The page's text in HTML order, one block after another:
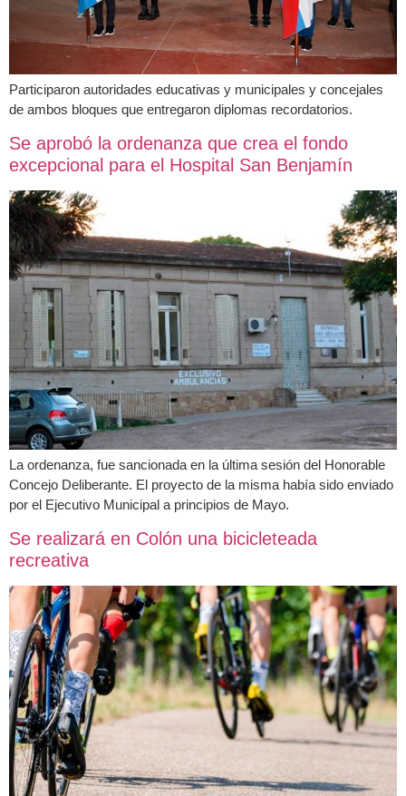
Participaron autoridades educativas y municipales y concejales
de ambos bloques que entregaron diplomas recordatorios.
Se aprobó la ordenanza que crea el fondo
excepcional para el Hospital San Benjamín
La ordenanza, fue sancionada en la última sesión del Honorable
Concejo Deliberante. El proyecto de la misma había sido enviado
por el Ejecutivo Municipal a principios de Mayo.
Se realizará en Colón una bicicleteada
recreativa